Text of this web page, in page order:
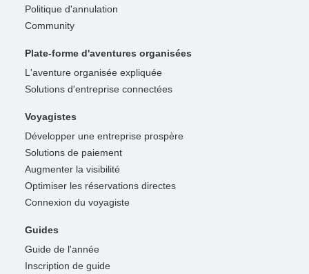
Politique d'annulation
Community
Plate-forme d'aventures organisées
L'aventure organisée expliquée
Solutions d'entreprise connectées
Voyagistes
Développer une entreprise prospère
Solutions de paiement
Augmenter la visibilité
Optimiser les réservations directes
Connexion du voyagiste
Guides
Guide de l'année
Inscription de guide